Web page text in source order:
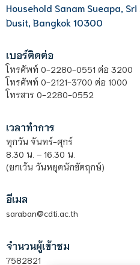
Household Sanam Sueapa, Sri
Dusit, Bangkok 10300
เบอร์ติดต่อ
โทรศัพท์ 0-2280-0551 ต่อ 3200
โทรศัพท์ 0-2121-3700 ต่อ 1000
โทรสาร 0-2280-0552
เวลาทำการ
ทุกวัน จันทร์-ศุกร์
8.30 น. – 16.30 น.
(ยกเว้น วันหยุดนักขัตฤกษ์)
อีเมล
saraban@cdti.ac.th
จำนวนผู้เข้าชม
7582821